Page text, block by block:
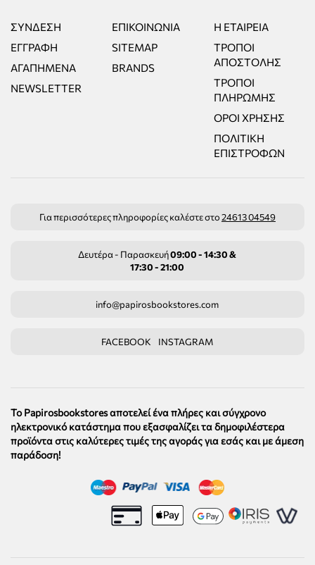
ΣΎΝΔΕΣΗ
ΕΓΓΡΑΦΉ
ΑΓΑΠΗΜΈΝΑ
NEWSLETTER
ΕΠΙΚΟΙΝΩΝΊΑ
SITEMAP
BRANDS
Η ΕΤΑΙΡΕΊΑ
ΤΡΌΠΟΙ
ΑΠΟΣΤΟΛΉΣ
ΤΡΌΠΟΙ
ΠΛΗΡΩΜΉΣ
ΌΡΟΙ ΧΡΉΣΗΣ
ΠΟΛΙΤΙΚΉ
ΕΠΙΣΤΡΟΦΏΝ
Για περισσότερες πληροφορίες καλέστε στο24613 04549
Δευτέρα - Παρασκευή09:00 - 14:30 &
17:30 - 21:00
info@papirosbookstores.com
FACEBOOK INSTAGRAM
Το Papirosbookstores αποτελεί ένα πλήρες και σύγχρονο
ηλεκτρονικό κατάστημα που εξασφαλίζει τα δημοφιλέστερα
προϊόντα στις καλύτερες τιμές της αγοράς για εσάς και με άμεση
παράδοση!